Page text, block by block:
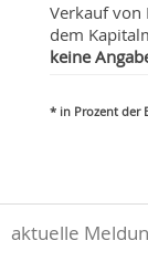
Verkauf von
dem
keine
* in Prozent der
aktuelle